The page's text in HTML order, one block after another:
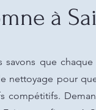
à
que
nettoyage pour
compétitifs.